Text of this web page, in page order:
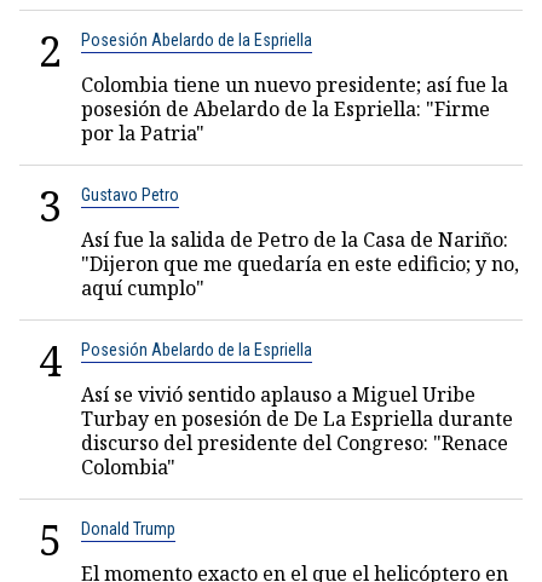
2 Posesión Abelardo de la Espriella
Colombia tiene un nuevo presidente; así fue la
posesión de Abelardo de la Espriella: "Firme
por la Patria"
3 Gustavo Petro
Así fue la salida de Petro de la Casa de Nariño:
"Dijeron que me quedaría en este edificio; y no,
aquí cumplo"
4 Posesión Abelardo de la Espriella
Así se vivió sentido aplauso a Miguel Uribe
Turbay en posesión de De La Espriella durante
discurso del presidente del Congreso: "Renace
Colombia"
5 Donald Trump
El momento exacto en el que el helicóptero en